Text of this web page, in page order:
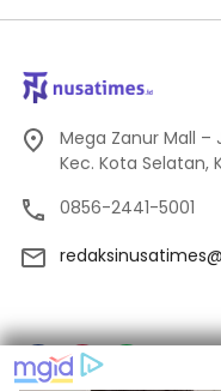
Mega Zanur Mall –
Kec. Kota Selatan,
0856-2441-5001